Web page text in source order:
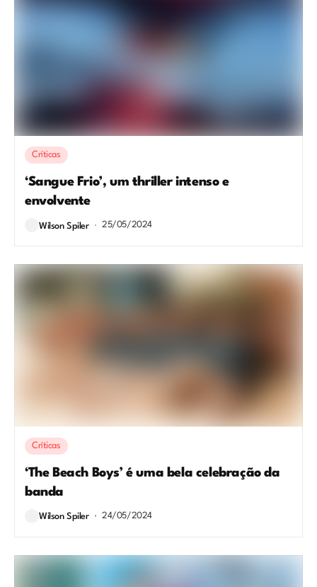
Críticas
‘Sangue Frio’, um thriller intenso e
envolvente
Wilson Spiler 25/05/2024
Críticas
‘The Beach Boys’ é uma bela celebração da
banda
Wilson Spiler 24/05/2024